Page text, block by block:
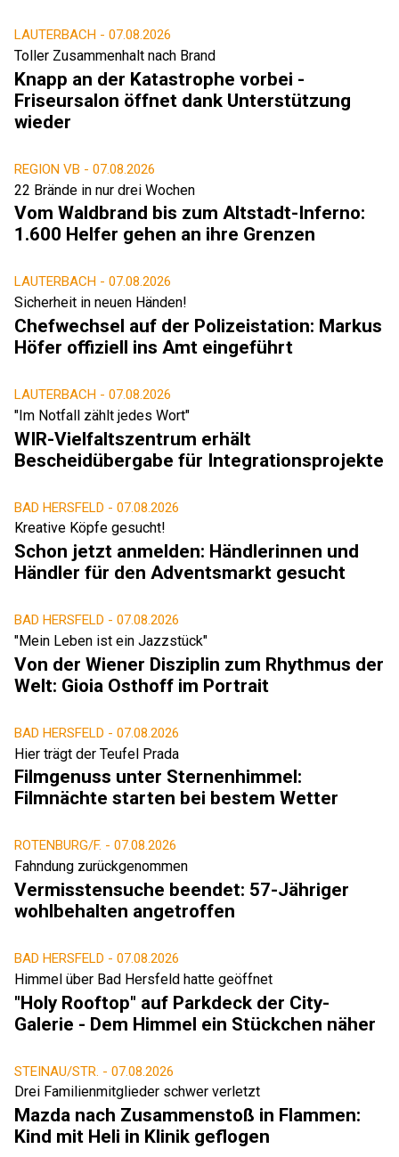
LAUTERBACH - 07.08.2026
Toller Zusammenhalt nach Brand
Knapp an der Katastrophe vorbei -
Friseursalon öffnet dank Unterstützung
wieder
REGION VB - 07.08.2026
22 Brände in nur drei Wochen
Vom Waldbrand bis zum Altstadt-Inferno:
1.600 Helfer gehen an ihre Grenzen
LAUTERBACH - 07.08.2026
Sicherheit in neuen Händen!
Chefwechsel auf der Polizeistation: Markus
Höfer offiziell ins Amt eingeführt
LAUTERBACH - 07.08.2026
"Im Notfall zählt jedes Wort"
WIR-Vielfaltszentrum erhält
Bescheidübergabe für Integrationsprojekte
BAD HERSFELD - 07.08.2026
Kreative Köpfe gesucht!
Schon jetzt anmelden: Händlerinnen und
Händler für den Adventsmarkt gesucht
BAD HERSFELD - 07.08.2026
"Mein Leben ist ein Jazzstück"
Von der Wiener Disziplin zum Rhythmus der
Welt: Gioia Osthoff im Portrait
BAD HERSFELD - 07.08.2026
Hier trägt der Teufel Prada
Filmgenuss unter Sternenhimmel:
Filmnächte starten bei bestem Wetter
ROTENBURG/F. - 07.08.2026
Fahndung zurückgenommen
Vermisstensuche beendet: 57-Jähriger
wohlbehalten angetroffen
BAD HERSFELD - 07.08.2026
Himmel über Bad Hersfeld hatte geöffnet
"Holy Rooftop" auf Parkdeck der City-
Galerie - Dem Himmel ein Stückchen näher
STEINAU/STR. - 07.08.2026
Drei Familienmitglieder schwer verletzt
Mazda nach Zusammenstoß in Flammen:
Kind mit Heli in Klinik geflogen